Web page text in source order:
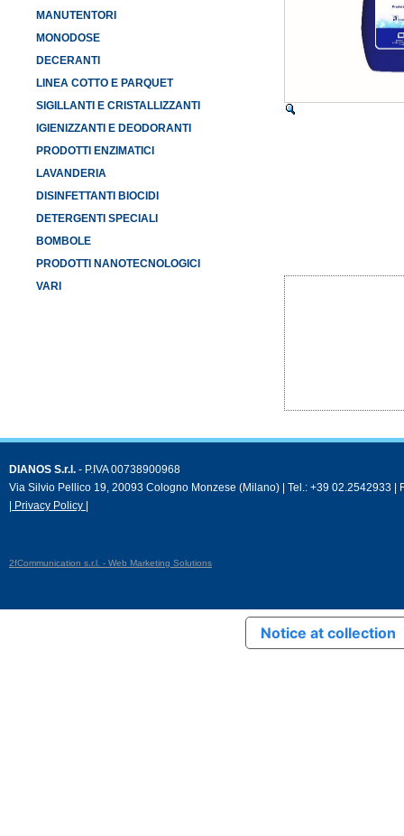
MANUTENTORI
MONODOSE
DECERANTI
LINEA COTTO E PARQUET
SIGILLANTI E CRISTALLIZZANTI
IGIENIZZANTI E DEODORANTI
PRODOTTI ENZIMATICI
LAVANDERIA
DISINFETTANTI BIOCIDI
DETERGENTI SPECIALI
BOMBOLE
PRODOTTI NANOTECNOLOGICI
VARI
DIANOS S.r.l. - P.IVA 00738900968
Via Silvio Pellico 19, 20093 Cologno Monzese (Milano) | Tel.: +39 02.2542933 |
| Privacy Policy |
2fCommunication s.r.l. - Web Marketing Solutions
Notice at collection